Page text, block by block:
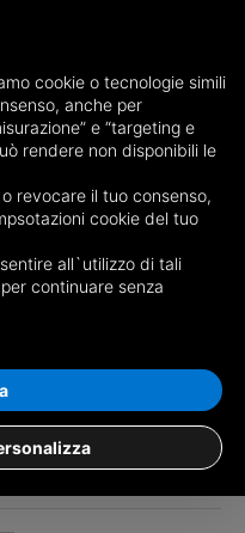
Giulio Cesare,
Barriera Milano)
cookie o tecnologie simili
anche per
e “targeting e
rendere non disponibili le
revocare il tuo consenso,
cookie del tuo
all`utilizzo di tali
continuare senza